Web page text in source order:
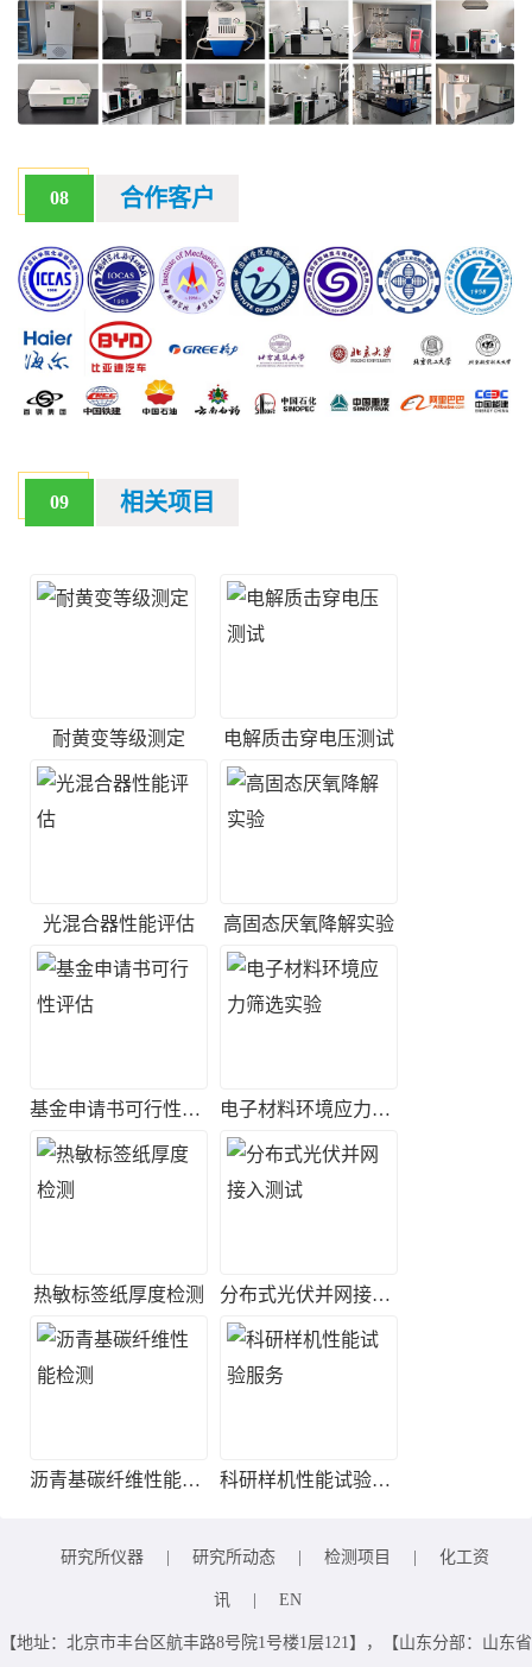
08 合作客户
09 相关项目
耐黄变等级测定 电解质击穿电压测试
光混合器性能评估 高固态厌氧降解实验
基金申请书可行性评估 电子材料环境应力筛选实验
热敏标签纸厚度检测 分布式光伏并网接入测试
沥青基碳纤维性能检测 科研样机性能试验服务
研究所仪器 研究所动态 检测项目 化工资
讯 EN
【地址：北京市丰台区航丰路8号院1号楼1层121】，【山东分部：山东省